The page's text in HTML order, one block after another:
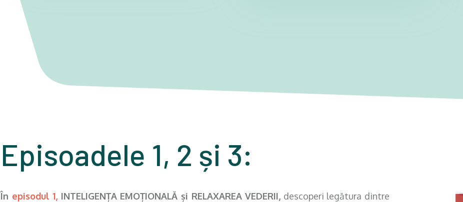
Episoadele 1, 2 și 3:
În episodul 1, INTELIGENȚA EMOȚIONALĂ și RELAXAREA VEDERII, descoperi legătura dintre